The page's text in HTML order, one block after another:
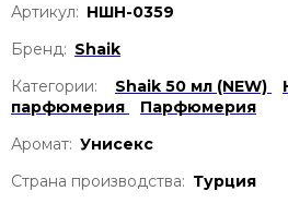
Артикул: НШН-0359
Бренд: Shaik
Категории:
Shaik 50 мл (NEW)
парфюмерия
Парфюмерия
Аромат: Унисекс
Страна производства: Турция